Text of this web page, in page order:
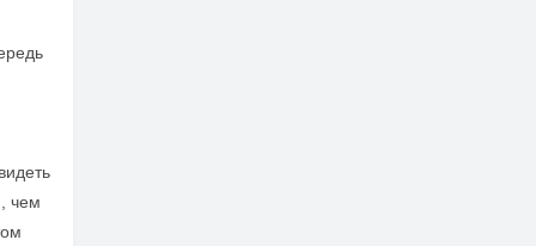
чем